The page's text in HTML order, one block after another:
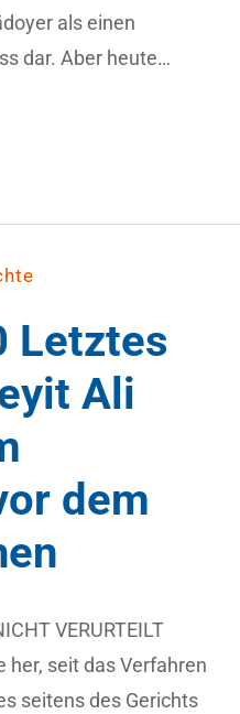
als einen
dar. Aber heute…
Letztes
Ali
dem
VERURTEILT
her, seit das Verfahren
seitens des Gerichts